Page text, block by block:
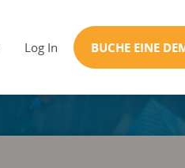
Log In BUCHE EINE